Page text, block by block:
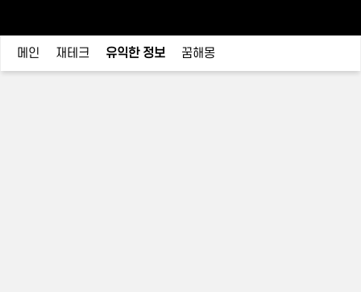
메인 재테크 유익한 정보 꿈해몽